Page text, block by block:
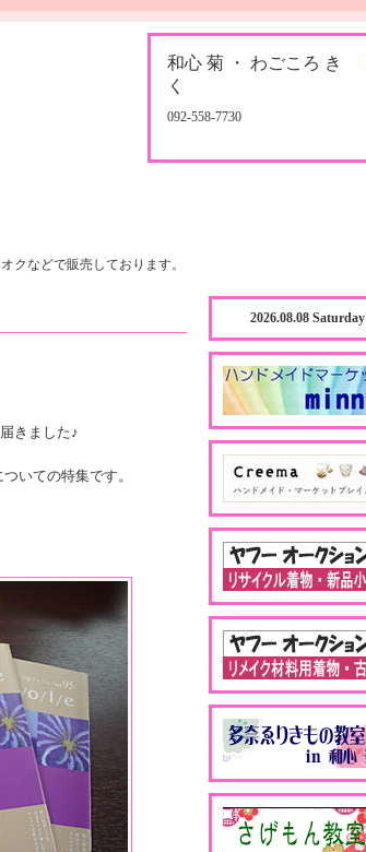
和心 菊 ・ わごころ き
く
092-558-7730
クなどで販売しております。
きました♪
いての特集です。
2026.08.08 Saturday